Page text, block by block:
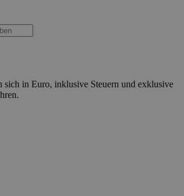
sich in Euro, inklusive Steuern und exklusive